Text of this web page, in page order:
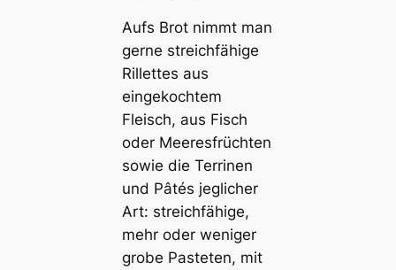
Aufs Brot nimmt man
gerne streichfähige
Rillettes aus
eingekochtem
Fleisch, aus Fisch
oder Meeresfrüchten
sowie die Terrinen
und Pâtés jeglicher
Art: streichfähige,
mehr oder weniger
grobe Pasteten, mit